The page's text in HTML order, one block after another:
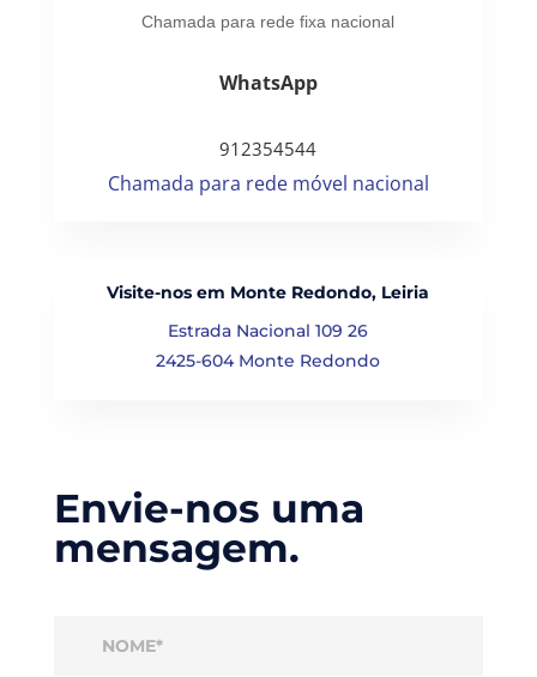
Chamada para rede fixa nacional
WhatsApp
912354544
Chamada para rede móvel nacional
Visite-nos em Monte Redondo, Leiria
Estrada Nacional 109 26
2425-604 Monte Redondo
Envie-nos uma
mensagem.